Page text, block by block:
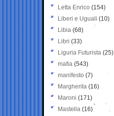
Letta Enrico (154)
Liberi e Uguali (10)
Libia (68)
Libri (33)
Liguria Futurista (25)
mafia (543)
manifesto (7)
Margherita (16)
Maroni (171)
Mastella (16)